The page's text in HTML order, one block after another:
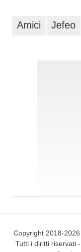
Amici Jefeo
Copyright 2018-2026
Tutti i diritti riservati -